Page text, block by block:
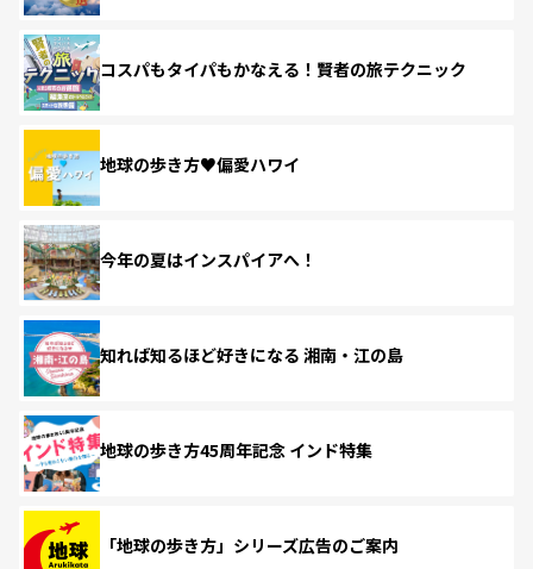
コスパもタイパもかなえる！賢者の旅テクニック
地球の歩き方♥偏愛ハワイ
今年の夏はインスパイアへ！
知れば知るほど好きになる 湘南・江の島
地球の歩き方45周年記念 インド特集
「地球の歩き方」シリーズ広告のご案内